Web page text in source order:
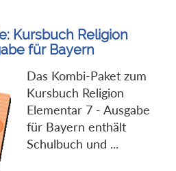
Kursbuch Religion
für Bayern
Das Kombi-Paket zum
Kursbuch Religion
Elementar 7 - Ausgabe
für Bayern enthält
Schulbuch und ...